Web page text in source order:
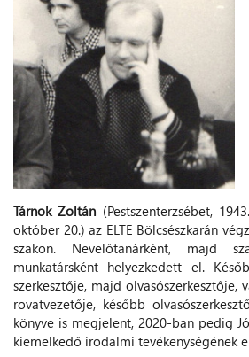
Tárnok Zoltán (Pestszenterzsébet,
október 20.) az ELTE Bölcsészkarán
szakon. Nevelőtanárként, majd
munkatársként helyezkedett el.
szerkesztője, majd olvasószerkesztője,
rovatvezetője, később
könyve is megjelent, 2020-ban pedig
kiemelkedő irodalmi tevékenységének